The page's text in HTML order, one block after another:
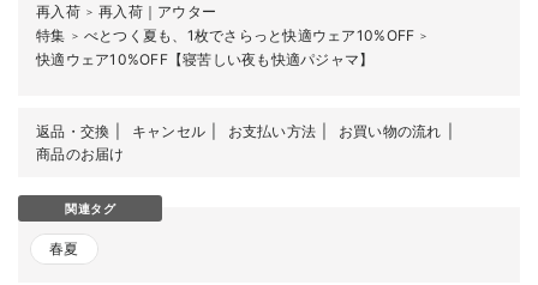
再入荷 ＞ 再入荷｜アウター
特集 ＞ べとつく夏も、1枚でさらっと快適ウェア10%OFF ＞
快適ウェア10%OFF【寝苦しい夜も快適パジャマ】
返品・交換 キャンセル お支払い方法
お買い物の流れ
商品のお届け
関連タグ
春夏